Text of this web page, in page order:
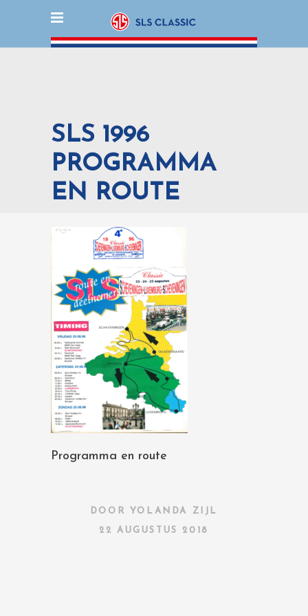
SLS 1996
PROGRAMMA
EN ROUTE
Programma en route
DOOR YOLANDA ZIJL
22 AUGUSTUS 2018